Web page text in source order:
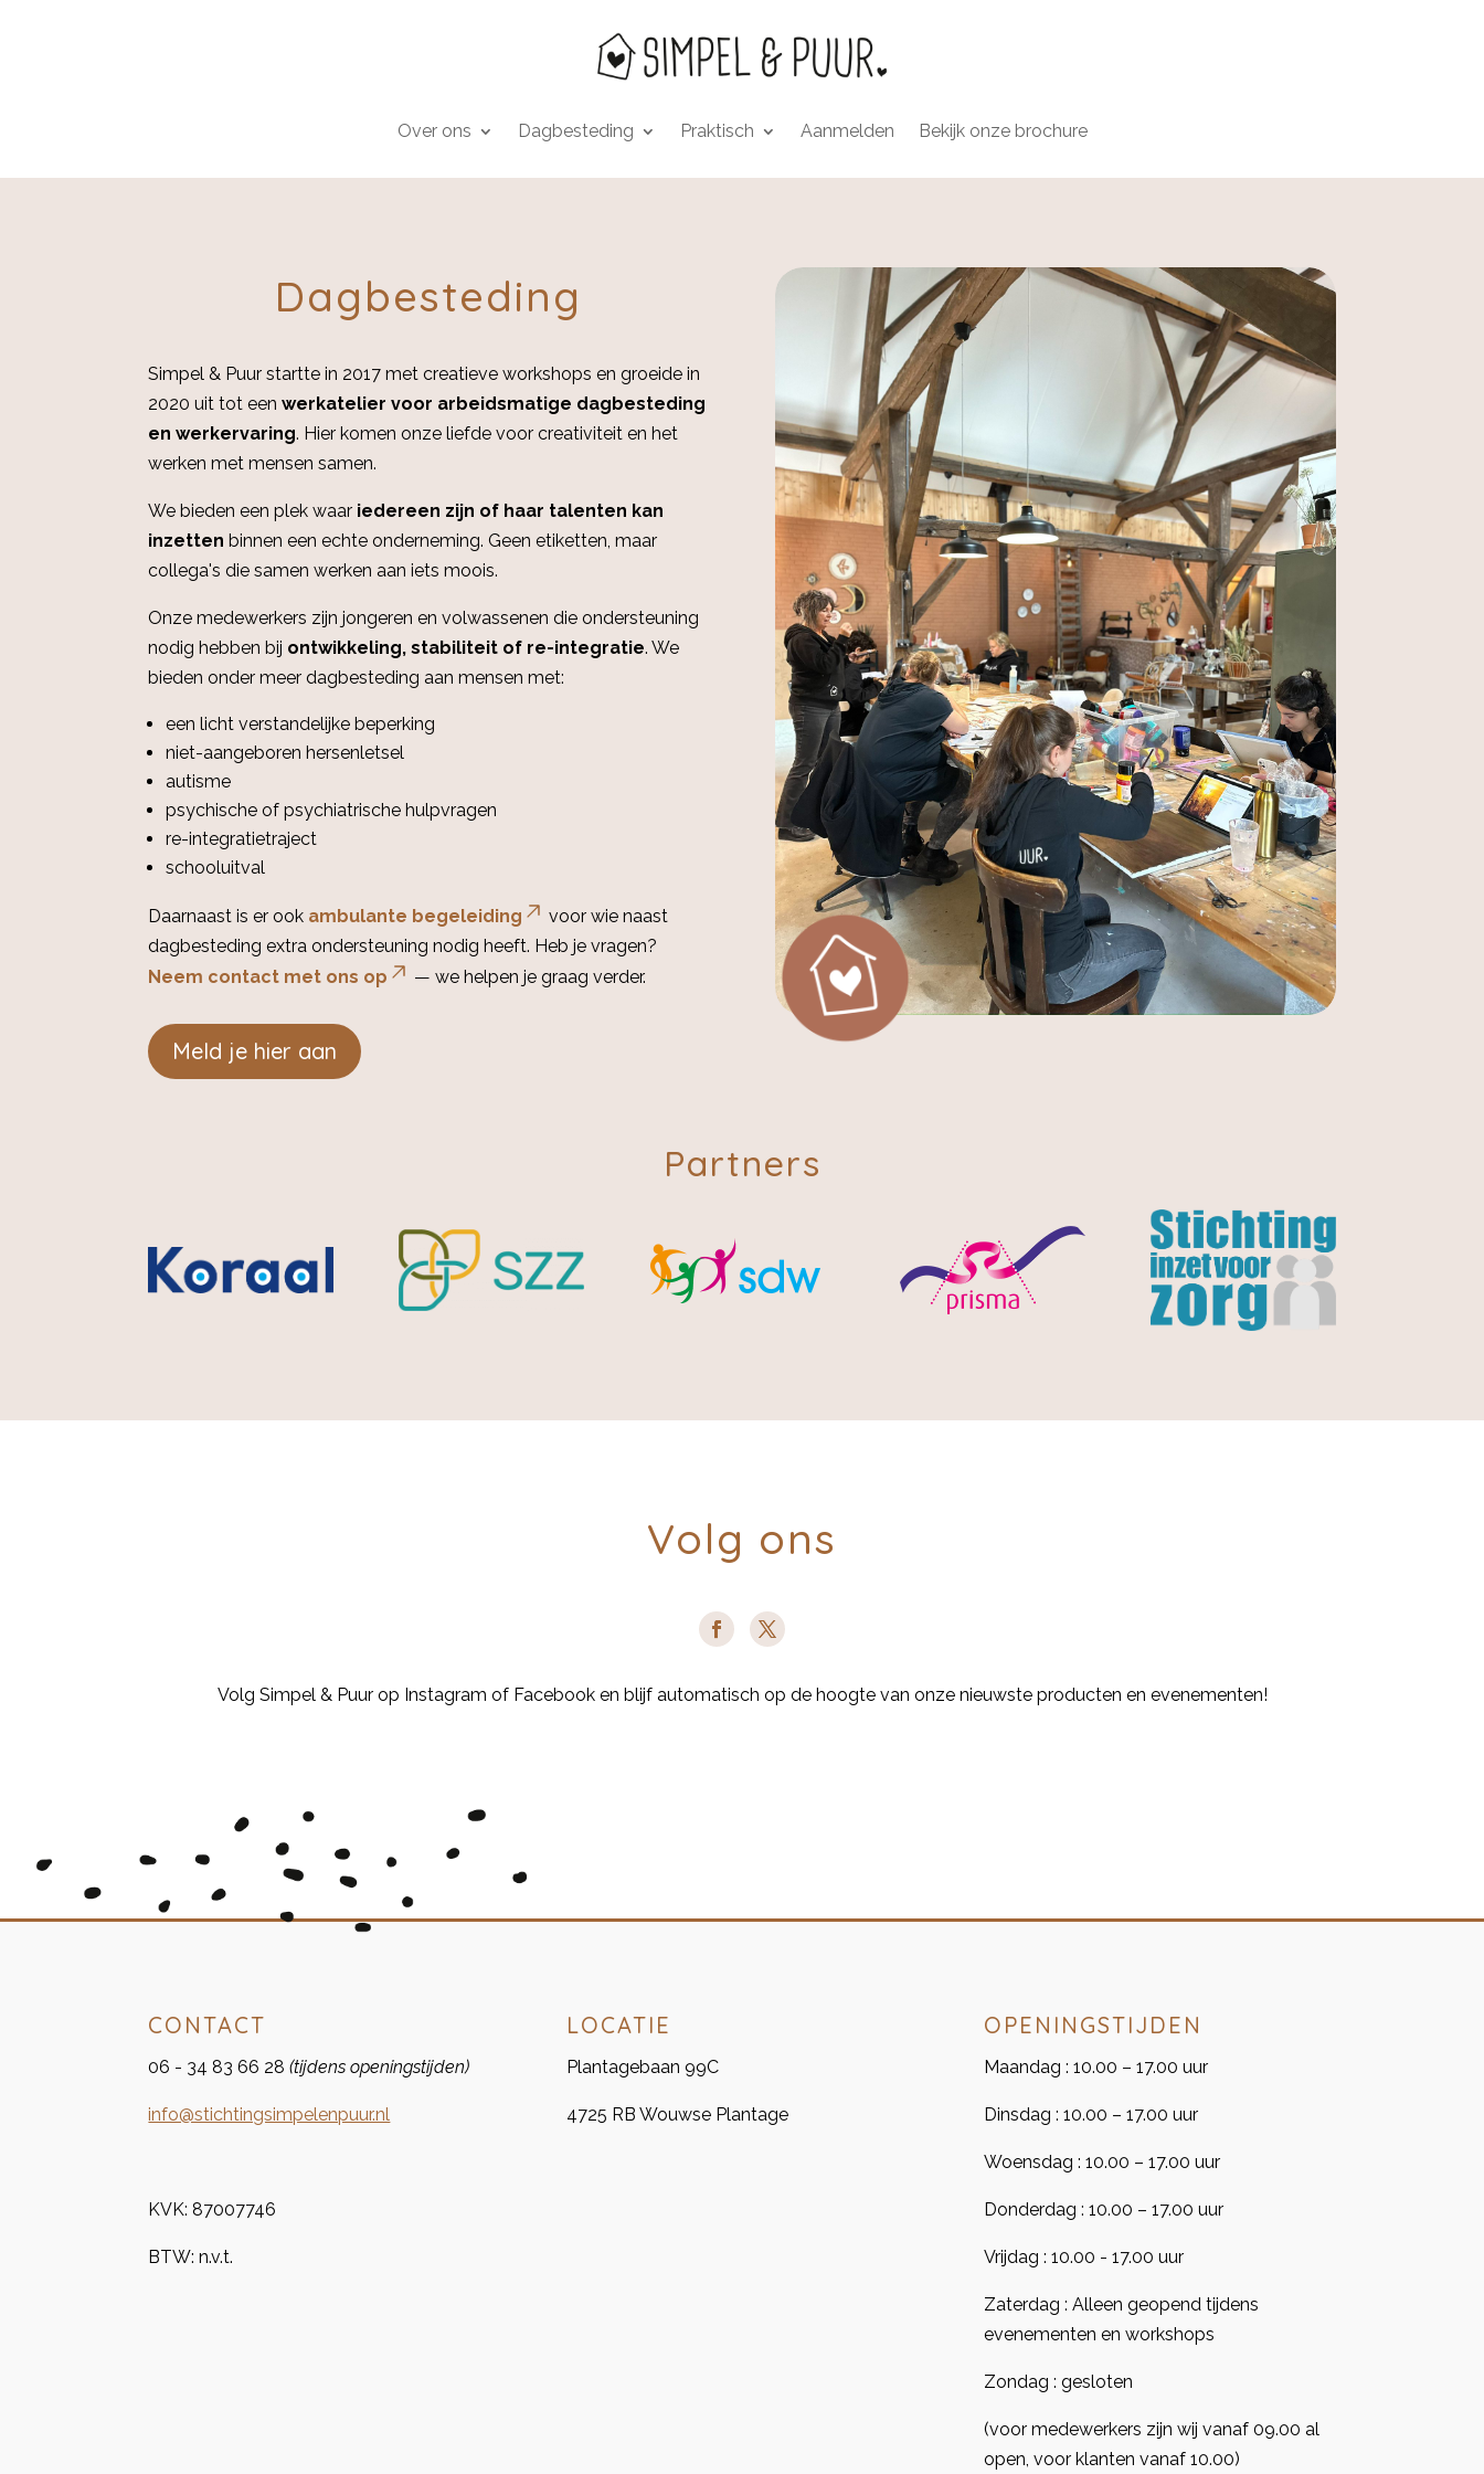
Over ons Dagbesteding Praktisch Aanmelden Bekijk onze brochure
Dagbesteding
Simpel & Puur startte in 2017 met creatieve workshops en groeide in
2020 uit tot eenwerkatelier voor arbeidsmatige dagbesteding
en werkervaring. Hier komen onze liefde voor creativiteit en het
werken met mensen samen.
We bieden een plek waar iedereen zijn of haar talenten kan
inzetten binnen een echte onderneming. Geen etiketten, maar
collega's die samen werken aan iets moois.
Onze medewerkers zijn jongeren en volwassenen die ondersteuning
nodig hebben bij ontwikkeling, stabiliteit of re-integratie. We
bieden onder meer dagbesteding aan mensen met:
een licht verstandelijke beperking
niet-aangeboren hersenletsel
autisme
psychische of psychiatrische hulpvragen
re-integratietraject
schooluitval
Daarnaast is er ook ambulante begeleiding
voor wie naast
dagbesteding extra ondersteuning nodig heeft. Heb je vragen?
Neem contact met ons op
— we helpen je graag verder.
Meld je hier aan
Partners
Volg ons
Volg Simpel & Puur op Instagram of Facebook en blijf automatisch op de hoogte van onze nieuwste producten en evenementen!
CONTACT
06 - 34 83 66 28(tijdens openingstijden)
info@stichtingsimpelenpuur.nl
KVK:87007746
BTW: n.v.t.
LOCATIE
Plantagebaan 99C
4725 RB Wouwse Plantage
OPENINGSTIJDEN
Maandag : 10.00 – 17.00 uur
Dinsdag : 10.00 – 17.00 uur
Woensdag : 10.00 – 17.00 uur
Donderdag : 10.00 – 17.00 uur
Vrijdag : 10.00 - 17.00 uur
Zaterdag : Alleen geopend tijdens
evenementen en workshops
Zondag : gesloten
(voor medewerkers zijn wij vanaf 09.00 al
open, voor klanten vanaf 10.00)